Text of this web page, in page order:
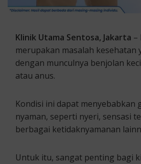
Klinik Utama Sentosa, Jakarta –
merupakan masalah kesehatan
dengan munculnya benjolan
atau anus.
Kondisi ini dapat menyebabkan
nyaman, seperti nyeri, sensasi
berbagai ketidaknyamanan
Untuk itu, sangat penting bagi